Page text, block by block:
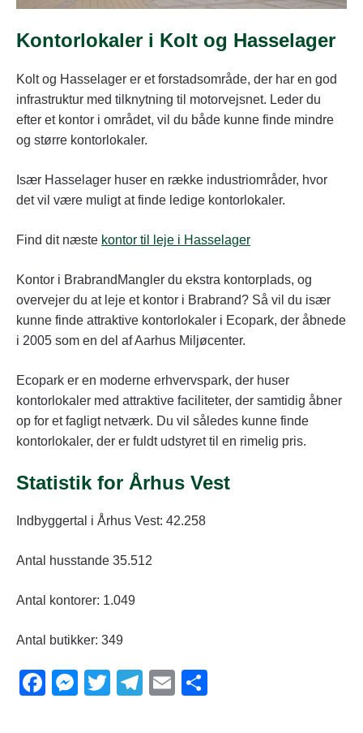
Kontorlokaler i Kolt og Hasselager
Kolt og Hasselager er et forstadsområde, der har en god
infrastruktur med tilknytning til motorvejsnet. Leder du
efter et kontor i området, vil du både kunne finde mindre
og større kontorlokaler.
Især Hasselager huser en række industriområder, hvor
det vil være muligt at finde ledige kontorlokaler.
Find dit næste kontor til leje i Hasselager
Kontor i BrabrandMangler du ekstra kontorplads, og
overvejer du at leje et kontor i Brabrand? Så vil du især
kunne finde attraktive kontorlokaler i Ecopark, der åbnede
i 2005 som en del af Aarhus Miljøcenter.
Ecopark er en moderne erhvervspark, der huser
kontorlokaler med attraktive faciliteter, der samtidig åbner
op for et fagligt netværk. Du vil således kunne finde
kontorlokaler, der er fuldt udstyret til en rimelig pris.
Statistik for Århus Vest
Indbyggertal i Århus Vest: 42.258
Antal husstande 35.512
Antal kontorer: 1.049
Antal butikker: 349
F
M
T
T
E